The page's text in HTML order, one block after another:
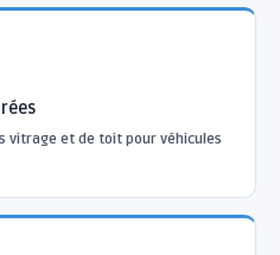
vitrage et de toit pour véhicules